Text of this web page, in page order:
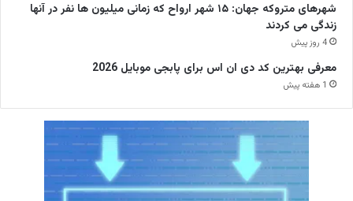
شهرهای متروکه جهان: ۱۵ شهر ارواح که زمانی میلیون ها نفر در آنها
زندگی می کردند
4 روز پیش
معرفی بهترین کد دی ان اس برای پابجی موبایل 2026
1 هفته پیش